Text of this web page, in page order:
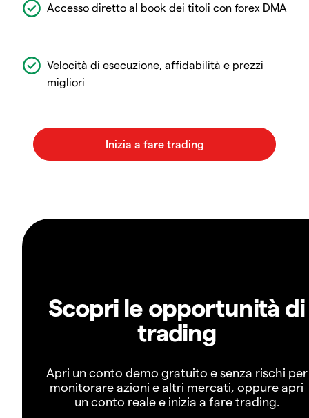
Accesso diretto al book dei titoli con forex DMA
Velocità di esecuzione, affidabilità e prezzi
migliori
Scopri le opportunità di
trading
Apri un conto demo gratuito e senza rischi per
monitorare azioni e altri mercati, oppure apri
un conto reale e inizia a fare trading.